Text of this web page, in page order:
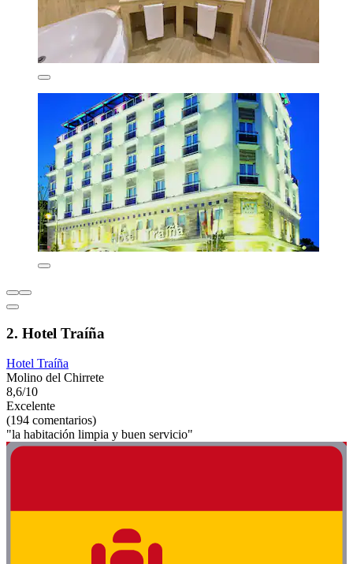
2. Hotel Traíña
Hotel Traíña
Molino del Chirrete
8,6/10
Excelente
(194 comentarios)
"la habitación limpia y buen servicio"